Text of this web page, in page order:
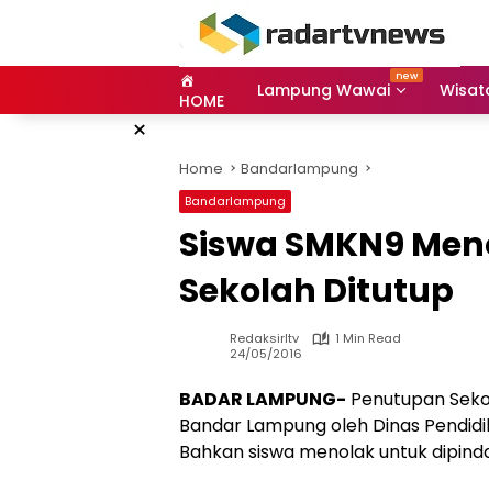
HOME Lampung Wawai
×
Home Bandarlampung
Bandarlampung
Siswa SMKN9
Sekolah Ditutup
Redaksirltv
1 Min Read
24/05/2016
BADAR LAMPUNG- Penutupan
Bandar Lampung oleh Dinas
Bahkan siswa menolak untuk